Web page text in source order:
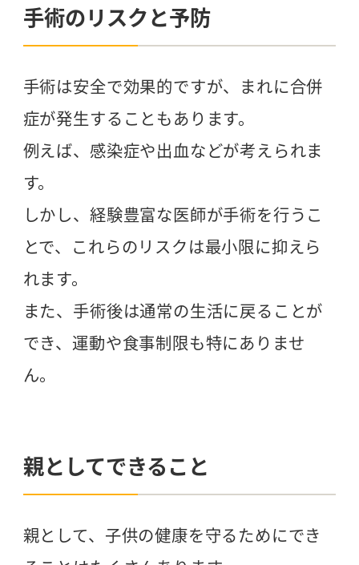
手術のリスクと予防
手術は安全で効果的ですが、まれに合併
症が発生することもあります。
例えば、感染症や出血などが考えられま
す。
しかし、経験豊富な医師が手術を行うこ
とで、これらのリスクは最小限に抑えら
れます。
また、手術後は通常の生活に戻ることが
でき、運動や食事制限も特にありませ
ん。
親としてできること
親として、子供の健康を守るためにでき